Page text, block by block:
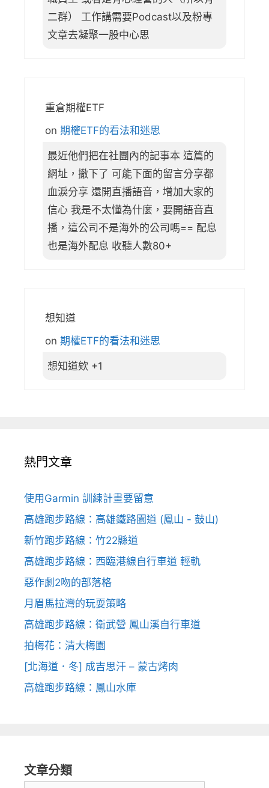
二群） 工作講需要Podcast以及粉專
文章去凝聚一股中心思
重倉期權ETF
on 期權ETF的看法和迷思
最近他們把在社團內的記事本 這篇的
網址，撤下了 可能下面的留言分享都
血淚分享 還開直播語音，增加大家的
信心 我是不太懂為什麼，要開語音直
播，這公司不是海外的公司嗎== 配息
也是海外配息 收聽人數80+
想知道
on 期權ETF的看法和迷思
想知道欸 +1
熱門文章
使用Garmin 訓練計畫要留意
高雄跑步路線：高雄鐵路園道 (鳳山 - 鼓山)
新竹跑步路線：竹22縣道
高雄跑步路線：西臨港線自行車道 輕軌
惡作劇2吻的部落格
月眉馬拉灣的玩耍策略
高雄跑步路線：衛武營 鳳山溪自行車道
拍梅花：清大梅園
[北海道．冬] 成吉思汗 – 蒙古烤肉
高雄跑步路線：鳳山水庫
文章分類